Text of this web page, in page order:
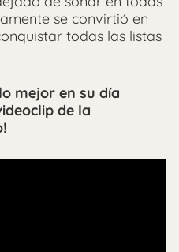
se convirtió en
todas las listas
mejor en su día
de la